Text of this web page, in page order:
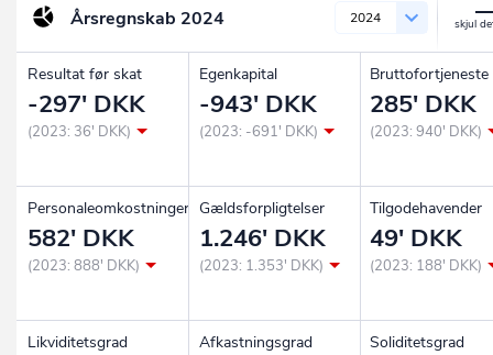
Årsregnskab 2024 2024
Resultat før skat
-297' DKK
(2023: 36' DKK)
Egenkapital
-943' DKK
(2023: -691' DKK)
Bruttofortjeneste
285' DKK
(2023: 940' DKK)
Personaleomkostninger
582' DKK
(2023: 888' DKK)
Gældsforpligtelser
1.246' DKK
(2023: 1.353' DKK)
Tilgodehavender
49' DKK
(2023: 188' DKK)
Likviditetsgrad Afkastningsgrad Soliditetsgrad